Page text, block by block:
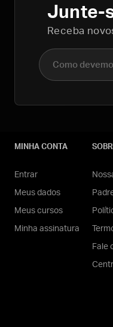
Junte-
Receba
Nome completo
MINHA CONTA
Entrar
Meus dados
Meus cursos
Minha assinatura
Fale